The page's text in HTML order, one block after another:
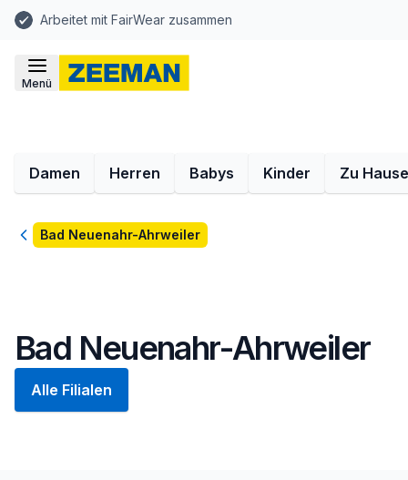
Arbeitet mit FairWear zusammen
Menü
Damen Herren Babys Kinder Zu Hause
ZurückBad Neuenahr-Ahrweiler
Bad Neuenahr-Ahrweiler
Alle Filialen